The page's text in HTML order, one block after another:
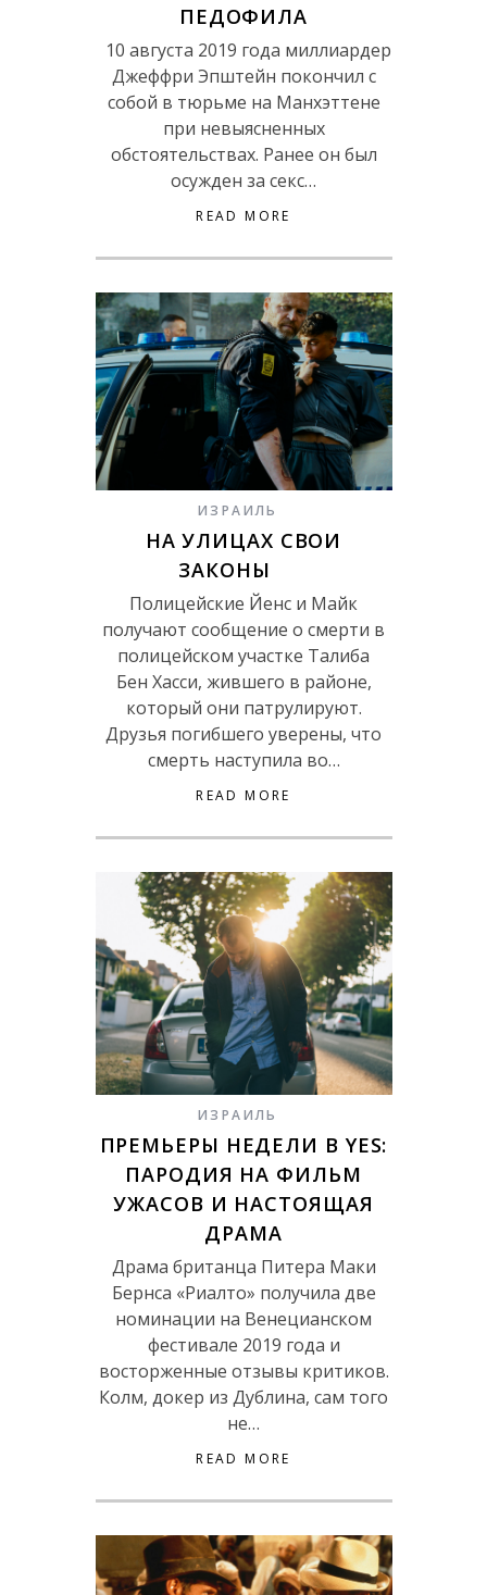
ПЕДОФИЛА
10 августа 2019 года миллиардер
Джеффри Эпштейн покончил с
собой в тюрьме на Манхэттене
при невыясненных
обстоятельствах. Ранее он был
осужден за секс…
READ MORE
ИЗРАИЛЬ
НА УЛИЦАХ СВОИ
ЗАКОНЫ
Полицейские Йенс и Майк
получают сообщение о смерти в
полицейском участке Талиба
Бен Хасси, жившего в районе,
который они патрулируют.
Друзья погибшего уверены, что
смерть наступила во…
READ MORE
ИЗРАИЛЬ
ПРЕМЬЕРЫ НЕДЕЛИ В YES:
ПАРОДИЯ НА ФИЛЬМ
УЖАСОВ И НАСТОЯЩАЯ
ДРАМА
Драма британца Питера Маки
Бернса «Риалто» получила две
номинации на Венецианском
фестивале 2019 года и
восторженные отзывы критиков.
Колм, докер из Дублина, сам того
не…
READ MORE